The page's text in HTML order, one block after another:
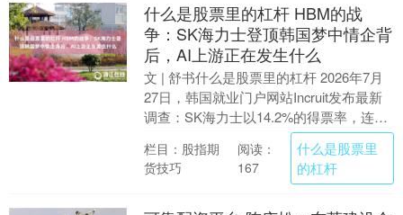
什么是股票里的杠杆 HBM的战
争：SK海力士登顶韩国梦中情企背
后，AI上游正在发生什么
文 | 舒书什么是股票里的杠杆 2026年7月
27日，韩国就业门户网站Incruit发布最新
调查：SK海力士以14.2%的得票率，连续
第二年蝉联韩国大学生最想就....
栏目：股指期
货技巧
阅读：
167
什么是股票里
的杠杆